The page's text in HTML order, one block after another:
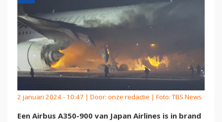
2 januari 2024 - 10:47 | Door: onze redactie | Foto: TBS News
Een Airbus A350-900 van Japan Airlines is in brand